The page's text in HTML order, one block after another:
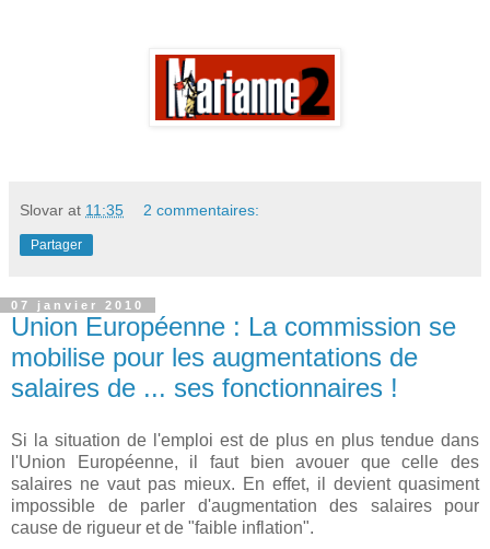
Slovar at 11:35 2 commentaires:
Partager
07 janvier 2010
Union Européenne : La commission se
mobilise pour les augmentations de
salaires de ... ses fonctionnaires !
Si la situation de l'emploi est de plus en plus tendue dans
l'Union Européenne, il faut bien avouer que celle des
salaires ne vaut pas mieux. En effet, il devient quasiment
impossible de parler d'augmentation des salaires pour
cause de rigueur et de "faible inflation".